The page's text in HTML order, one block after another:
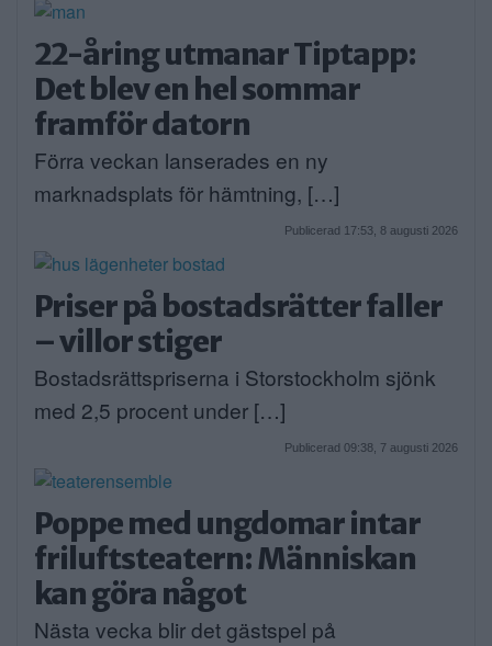
22-åring utmanar Tiptapp:
Det blev en hel sommar
framför datorn
Förra veckan lanserades en ny
marknadsplats för hämtning, […]
Publicerad 17:53, 8 augusti 2026
Priser på bostadsrätter faller
– villor stiger
Bostadsrättspriserna i Storstockholm sjönk
med 2,5 procent under […]
Publicerad 09:38, 7 augusti 2026
Poppe med ungdomar intar
friluftsteatern: Människan
kan göra något
Nästa vecka blir det gästspel på